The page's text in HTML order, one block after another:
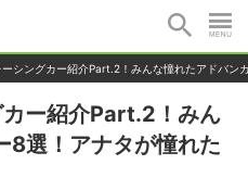
シングカー紹介Part.2！みんな憧れたアドバン
ー紹介Part.2！みん
8選！アナタが憧れた